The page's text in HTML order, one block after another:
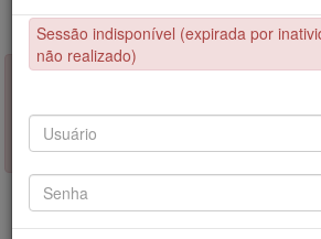
NÃO FOI POSSÍVEL CONCLUIR A
Sessão indisponível (expirada por
realizado)
Sessão indisponível (expirada por
não realizado)